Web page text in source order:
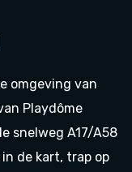
omgeving van
Playdôme
snelweg A17/A58
de kart, trap op